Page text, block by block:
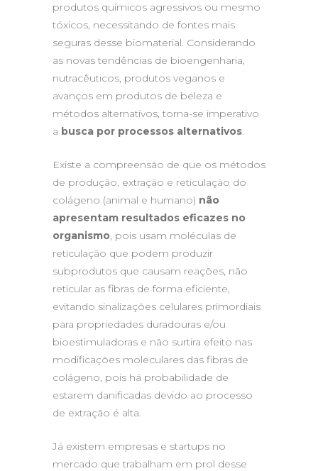
produtos químicos agressivos ou mesmo
tóxicos, necessitando de fontes mais
seguras desse biomaterial. Considerando
as novas tendências de bioengenharia,
nutracêuticos, produtos veganos e
avanços em produtos de beleza e
métodos alternativos, torna-se imperativo
a busca por processos alternativos.
Existe a compreensão de que os métodos
de produção, extração e reticulação do
colágeno (animal e humano) não
apresentam resultados eficazes no
organismo, pois usam moléculas de
reticulação que podem produzir
subprodutos que causam reações, não
reticular as fibras de forma eficiente,
evitando sinalizações celulares primordiais
para propriedades duradouras e/ou
bioestimuladoras e não surtira efeito nas
modificações moleculares das fibras de
colágeno, pois há probabilidade de
estarem danificadas devido ao processo
de extração é alta.
Já existem empresas e startups no
mercado que trabalham em prol desse